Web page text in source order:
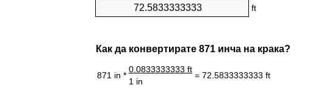
ft
Как да конвертирате 871 инча на крака?
871 in *
0.0833333333 ft
= 72.5833333333 ft
1 in